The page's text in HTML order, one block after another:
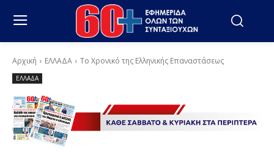
Αρχική ΕΛΛΑΔΑ Το Χρονικό της Ελληνικής Επαναστάσεως
ΕΛΛΑΔΑ